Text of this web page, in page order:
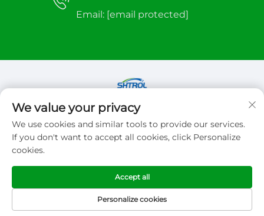
Email: [email protected]
Copyright © 2026 Xuzhou sanhe automatic
control equipment Co.,LTD. Barcha huquqlar
reserve
BOSH SAHIFA MAHSULOTLAR ELEKTRON TEL
We value your privacy
We use cookies and similar tools to provide our services.
If you don't want to accept all cookies, click Personalize
cookies.
Personalize cookies
Accept all